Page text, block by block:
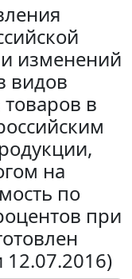
изменений
видов
в
на
по
при